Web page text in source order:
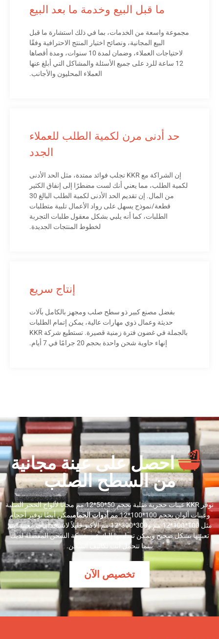
ما قبل البيع وخدمة ما بعد البيع
مجموعة واسعة من الخدمات، بما في ذلك استشارة ما قبل
البيع المجانية، ونصائح اختيار المنتج الاحترافية وفقًا
لاحتياجات العملاء، وضمان لمدة 10 سنوات، ومدة أقصاها
12 ساعة للرد على جميع الأسئلة والمشاكل التي أبلغ عنها
العملاء المحليون والأجانب.
حد أدنى مرن لكمية الطلب للعملاء
الجدد
إن الشراكة مع KKR تجلب فوائد ممتدة، مثل الحد الأدنى
لكمية الطلب، مما يعني أنك لست مضطرًا إلى إنفاق الكثير
من المال. إن تقديم الحد الأدنى لكمية الطلب البالغ 30
قطعة/نموذج يسهل على رواد الأعمال تلبية متطلبات
الطلبات، كما أنه يلبي بشكل معقول طلبات التجربة
لخطوط المنتجات الجديدة.
إنتاج سريع
بفضل مصنع كبير ذو سطح صلب ومجهز بالكامل بآلات
حديثة وعمال ذوي مهارات عالية، يمكن إتمام الطلبات
بالجملة في غضون فترة زمنية قصيرة. تستطيع شركة KKR
إنهاء حاوية شحن واحدة بحجم 20 جرامًا في 7 أيام.
احصل على عينة مجانية
من السطح الصلب
توفر KKR عينات حجرية صلبة بحجم 50*50*12 مم مجانًا لألواح الحجر الصلبة
وعينات ألوان بحجم 100*100*12 مم
أدوات الحماميمكن أيضًا توفير أحجام
مثل 100*100*12 مم و300*300*12 مم الأكبر قليلاً لاستخدامات معينة. يتم
تعبئتها بشكل صحيح ويمكن تسليمها إليك عبر شركة الشحن المفضلة لديك
بينما تتحمل أنت تكاليف الشحن.
تخصيص الآن